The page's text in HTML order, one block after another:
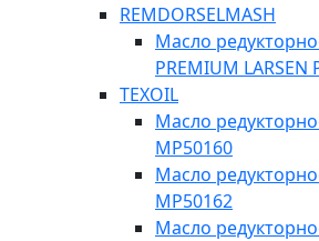
REMDORSELMASH
Масло
PREMIUM LARSEN
TEXOIL
Масло
MP50160
Масло
MP50162
Масло